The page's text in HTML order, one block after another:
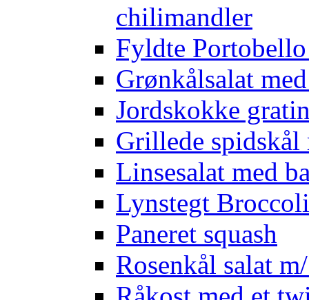
chilimandler
Fyldte
Grønkålsalat
Jordskokke
Grillede spidskål
Linsesalat med
Lynstegt Broccoli
Paneret squash
Rosenkål salat